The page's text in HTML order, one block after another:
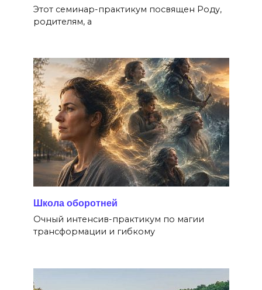
Этот семинар-практикум посвящен Роду,
родителям, а
Школа оборотней
Очный интенсив-практикум по магии
трансформации и гибкому